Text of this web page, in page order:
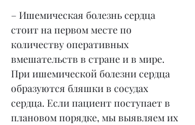
– Ишемическая болезнь сердца
стоит на первом месте по
количеству оперативных
вмешательств в стране и в мире.
При ишемической болезни сердца
образуются бляшки в сосудах
сердца. Если пациент поступает в
плановом порядке, мы выявляем их